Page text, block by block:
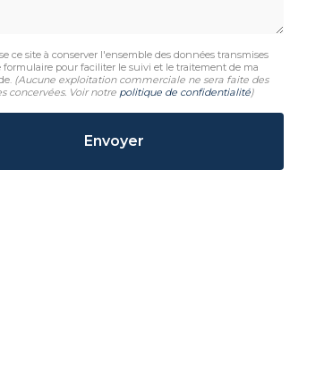
ce site à conserver l'ensemble des données transmises
formulaire pour faciliter le suivi et le traitement de ma
(Aucune exploitation commerciale ne sera faite des
concervées. Voir notre politique de confidentialité)